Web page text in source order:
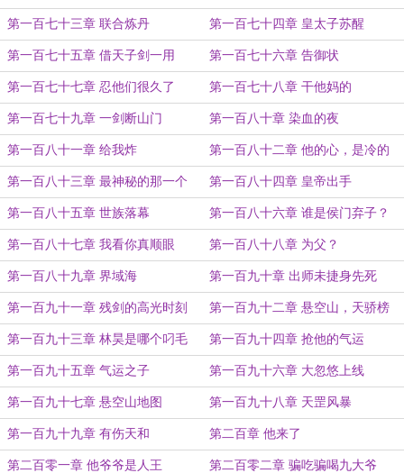
第一百七十三章 联合炼丹 第一百七十四章 皇太子苏醒
第一百七十五章 借天子剑一用 第一百七十六章 告御状
第一百七十七章 忍他们很久了 第一百七十八章 干他妈的
第一百七十九章 一剑断山门 第一百八十章 染血的夜
第一百八十一章 给我炸 第一百八十二章 他的心，是冷的
第一百八十三章 最神秘的那一个 第一百八十四章 皇帝出手
第一百八十五章 世族落幕 第一百八十六章 谁是侯门弃子？
第一百八十七章 我看你真顺眼 第一百八十八章 为父？
第一百八十九章 界域海 第一百九十章 出师未捷身先死
第一百九十一章 残剑的高光时刻 第一百九十二章 悬空山，天骄榜
第一百九十三章 林昊是哪个叼毛 第一百九十四章 抢他的气运
第一百九十五章 气运之子 第一百九十六章 大忽悠上线
第一百九十七章 悬空山地图 第一百九十八章 天罡风暴
第一百九十九章 有伤天和 第二百章 他来了
第二百零一章 他爷爷是人王 第二百零二章 骗吃骗喝九大爷